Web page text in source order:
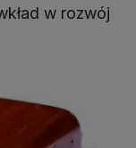
w rozwój